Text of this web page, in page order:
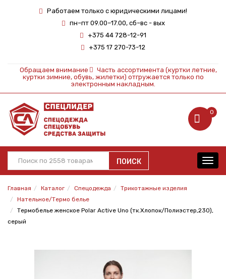
Работаем только с юридическими лицами!
пн–пт 09.00–17.00, сб–вс - вых
+375 44 728-12-91
+375 17 270-73-12
Обращаем внимание
Часть ассортимента (куртки летние,
куртки зимние, обувь, жилетки) отгружается только по
электронным накладным.
0
ПОИСК
Главная Каталог Спецодежда
Трикотажные изделия
Нательное/Термо белье
Термобелье женское Polar Active Uno (тк.Хлопок/Полиэстер,230),
серый